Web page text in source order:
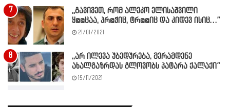
,,გავივეთ, რომ ალეკო ელისაშვილი
ყ@@ცაა, პრ@ჭიც, ტრ@@იც და კიდევ ისიც…”
21/01/2021
,,არ ილევა უბედურება, მერამდენე
ახალგაზრდას გლოვობს პატარა ქალაქი”
15/11/2021